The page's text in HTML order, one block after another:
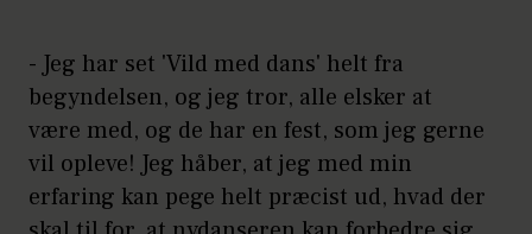
- Jeg har set 'Vild med dans' helt fra
begyndelsen, og jeg tror, alle elsker at
være med, og de har en fest, som jeg gerne
vil opleve! Jeg håber, at jeg med min
erfaring kan pege helt præcist ud, hvad der